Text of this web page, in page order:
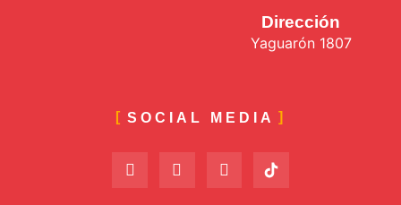
Dirección
Yaguarón 1807
SOCIAL MEDIA